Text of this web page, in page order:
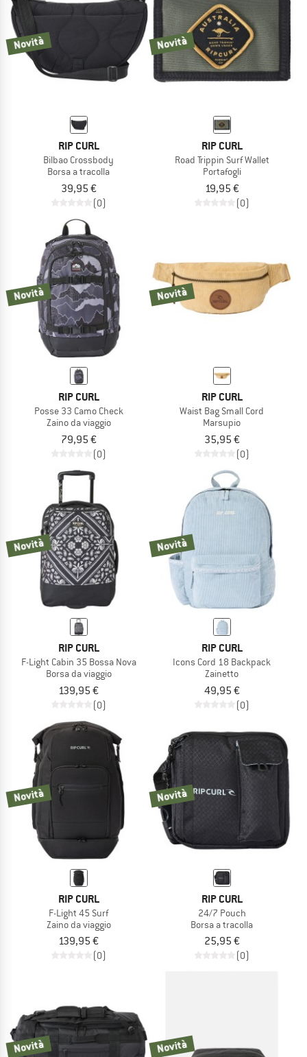
Novità
RIP CURL
Bilbao Crossbody
Borsa a tracolla
39,95 €
(0)
Novità
RIP CURL
Road Trippin Surf Wallet
Portafogli
19,95 €
(0)
Novità
RIP CURL
Posse 33 Camo Check
Zaino da viaggio
79,95 €
(0)
Novità
RIP CURL
Waist Bag Small Cord
Marsupio
35,95 €
(0)
Novità
RIP CURL
F-Light Cabin 35 Bossa Nova
Borsa da viaggio
139,95 €
(0)
Novità
RIP CURL
Icons Cord 18 Backpack
Zainetto
49,95 €
(0)
Novità
RIP CURL
F-Light 45 Surf
Zaino da viaggio
139,95 €
(0)
Novità
RIP CURL
24/7 Pouch
Borsa a tracolla
25,95 €
(0)
Novità Novità